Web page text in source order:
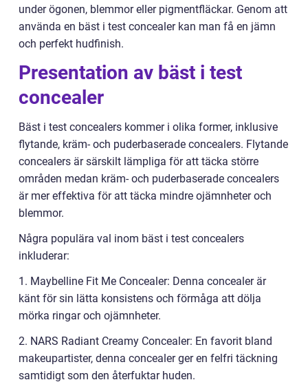
under ögonen, blemmor eller pigmentfläckar. Genom att
använda en bäst i test concealer kan man få en jämn
och perfekt hudfinish.
Presentation av bäst i test
concealer
Bäst i test concealers kommer i olika former, inklusive
flytande, kräm- och puderbaserade concealers. Flytande
concealers är särskilt lämpliga för att täcka större
områden medan kräm- och puderbaserade concealers
är mer effektiva för att täcka mindre ojämnheter och
blemmor.
Några populära val inom bäst i test concealers
inkluderar:
1. Maybelline Fit Me Concealer: Denna concealer är
känt för sin lätta konsistens och förmåga att dölja
mörka ringar och ojämnheter.
2. NARS Radiant Creamy Concealer: En favorit bland
makeupartister, denna concealer ger en felfri täckning
samtidigt som den återfuktar huden.